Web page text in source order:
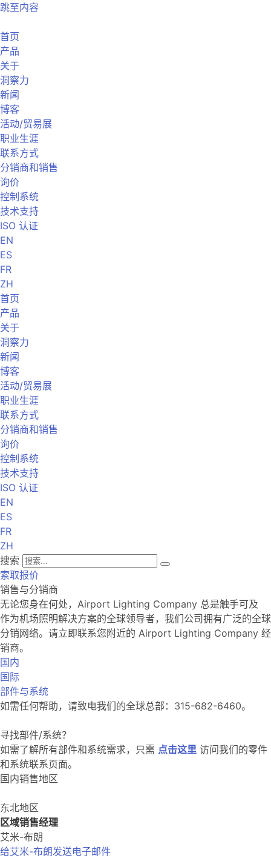
跳至内容
首页
产品
关于
洞察力
新闻
博客
活动/贸易展
职业生涯
联系方式
分销商和销售
询价
控制系统
技术支持
ISO 认证
EN
ES
FR
ZH
首页
产品
关于
洞察力
新闻
博客
活动/贸易展
职业生涯
联系方式
分销商和销售
询价
控制系统
技术支持
ISO 认证
EN
ES
FR
ZH
搜索
索取报价
销售与分销商
无论您身在何处，Airport Lighting Company 总是触手可及
作为机场照明解决方案的全球领导者，我们公司拥有广泛的全球
分销网络。请立即联系您附近的 Airport Lighting Company 经
销商。
国内
国际
部件与系统
如需任何帮助，请致电我们的全球总部：315-682-6460。
寻找部件/系统？
如需了解所有部件和系统需求，只需 点击这里 访问我们的零件
和系统联系页面。
国内销售地区
东北地区
区域销售经理
艾米-布朗
给艾米-布朗发送电子邮件